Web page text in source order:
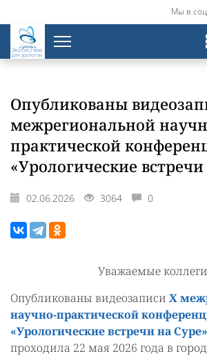
Мы в
Экосистема
для урологов
Опубликованы
межрегиональной
практической
«Урологические
02.06.2026 3064 0
Уважаемые
Опубликованы видеозаписи X
научно-практической
«Урологические встречи на Суре»
проходила 22 мая 2026 года в